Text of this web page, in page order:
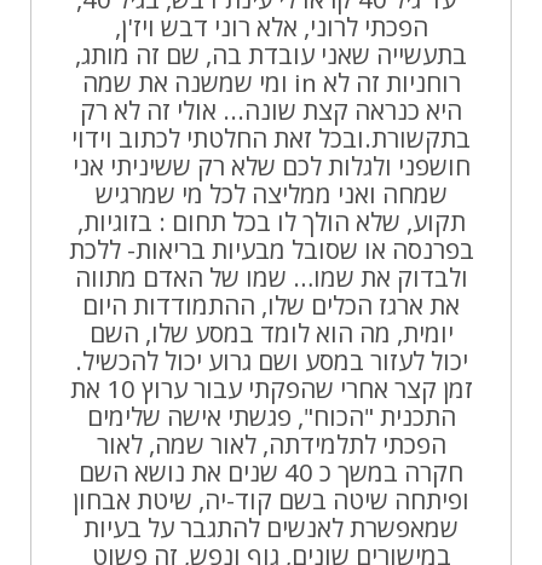
הפכתי לרוני, אלא רוני דבש ויז'ן,
בתעשייה שאני עובדת בה, שם זה מותג,
רוחניות זה לא in ומי שמשנה את שמה
היא כנראה קצת שונה... אולי זה לא רק
בתקשורת.ובכל זאת החלטתי לכתוב וידוי
חושפני ולגלות לכם שלא רק ששיניתי אני
שמחה ואני ממליצה לכל מי שמרגיש
תקוע, שלא הולך לו בכל תחום : בזוגיות,
בפרנסה או שסובל מבעיות בריאות- ללכת
ולבדוק את שמו… שמו של האדם מתווה
את ארגז הכלים שלו, ההתמודדות היום
יומית, מה הוא לומד במסע שלו, השם
יכול לעזור במסע ושם גרוע יכול להכשיל.
זמן קצר אחרי שהפקתי עבור ערוץ 10 את
התכנית "הכוח", פגשתי אישה שלימים
הפכתי לתלמידתה, לאור שמה, לאור
חקרה במשך כ 40 שנים את נושא השם
ופיתחה שיטה בשם קוד-יה, שיטת אבחון
שמאפשרת לאנשים להתגבר על בעיות
במישורים שונים, גוף ונפש, זה פשוט